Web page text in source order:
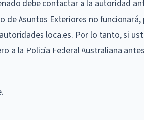
debe contactar a la autoridad
Asuntos Exteriores no
locales. Por lo tanto, si
a la Policía Federal Australiana